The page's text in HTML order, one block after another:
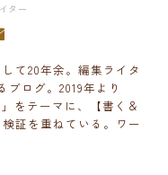
ター
て20年余。編集ライタ
ログ。2019年より
をテーマに、【書く＆
証を重ねている。ワー